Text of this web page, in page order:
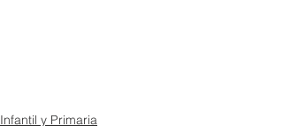
Infantil y Primaria